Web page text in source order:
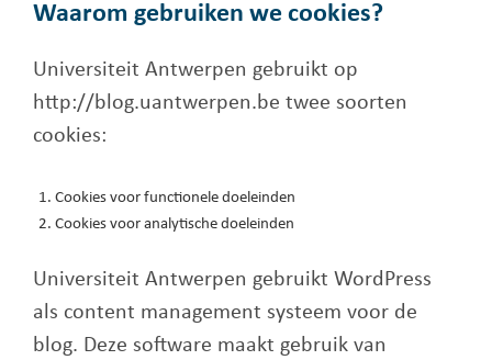
Waarom gebruiken we cookies?
Universiteit Antwerpen gebruikt op
http://blog.uantwerpen.be twee soorten
cookies:
Cookies voor functionele doeleinden
Cookies voor analytische doeleinden
Universiteit Antwerpen gebruikt WordPress
als content management systeem voor de
blog. Deze software maakt gebruik van